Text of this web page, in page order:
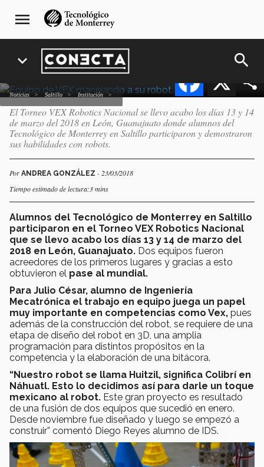
navegación
principal
menu
expand_more search
Noticias Saltillo Institución
VEX: Programando el viaje
al mundial.
Facebook
El Torneo VEX Robotics Nacional se llevo acabo los días 13 y 14
de marzo del 2018 en León, Guanajuato donde alumnos del
Tecnológico de Monterrey en Saltillo participaron y demostraron
sus habilidades con robots.
Por ANDREA GONZÁLEZ - 23/03/2018
Tiempo estimado de lectura:3 mins
Alumnos del Tecnológico de Monterrey en Saltillo
participaron en el Torneo VEX Robotics Nacional
que se llevo acabo los días 13 y 14 de marzo del
2018 en León, Guanajuato. Dos equipos fueron
acreedores de los primeros lugares y gracias a esto
obtuvieron el pase al mundial.
Para Julio César, alumno de Ingeniería
Mecatrónica el trabajo en equipo juega un papel
muy importante en competencias como Vex, pues
además de la construcción del robot, se requiere de una
etapa de diseño del robot en 3D, una amplia
programación para distintos propósitos en la
competencia y la elaboración de una bitácora.
“Nuestro robot se llama Huitzil, significa Colibrí en
Náhuatl. Esto lo decidimos así para darle un toque
mexicano al robot. Este gran proyecto es resultado
de una fusión de dos equipos que sucedió en enero.
Desde noviembre fue diseñado y luego se empezó a
construir” comentó Diego Reyes alumno de IDS.